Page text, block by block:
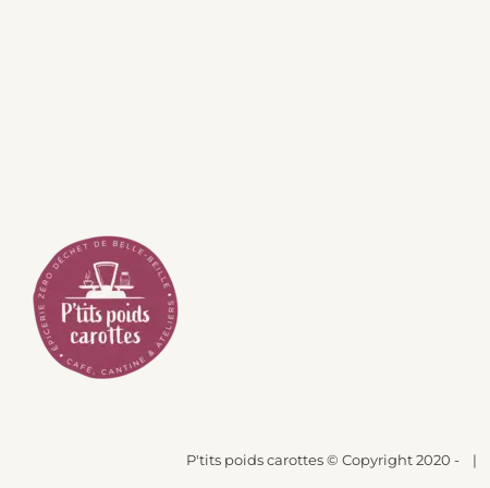
P'tits poids carottes© Copyright 2020 - |